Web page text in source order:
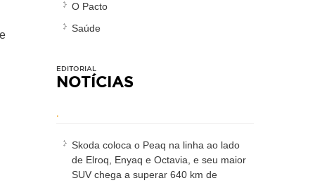
O Pacto
Saúde
EDITORIAL
NOTÍCIAS
.
Skoda coloca o Peaq na linha ao lado
de Elroq, Enyaq e Octavia, e seu maior
SUV chega a superar 640 km de